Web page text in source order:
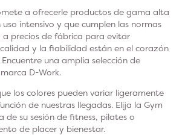
a ofrecerle productos de gama alta
intensivo y que cumplen las normas
precios de fábrica para evitar
y la fiabilidad están en el corazón
una amplia selección de
D-Work.
los colores pueden variar ligeramente
de nuestras llegadas. Elija la Gym
de su sesión de fitness, pilates o
de placer y bienestar.